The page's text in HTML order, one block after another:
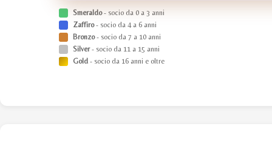
Smeraldo- socio da 0 a 3 anni
Zaffiro- socio da 4 a 6 anni
Bronzo- socio da 7 a 10 anni
Silver- socio da 11 a 15 anni
Gold - socio da 16 anni e oltre